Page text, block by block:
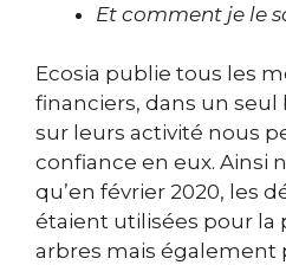
Et comment je le
Ecosia publie tous les
financiers, dans un seul
sur leurs activité nous
confiance en eux. Ainsi
qu’en février 2020, les
étaient utilisées pour la
arbres mais